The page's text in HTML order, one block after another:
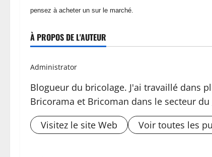
pensez à acheter un sur le marché.
À PROPOS DE L'AUTEUR
Administrator
Blogueur du bricolage. J'ai travaillé dans
Bricorama et Bricoman dans le secteur
Visitez le site Web
Voir toutes les